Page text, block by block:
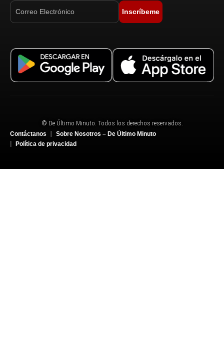
Inscríbeme
© De Último Minuto. Todos los derechos reservados.
Contáctanos
Sobre Nosotros – De Último Minuto
Política de privacidad